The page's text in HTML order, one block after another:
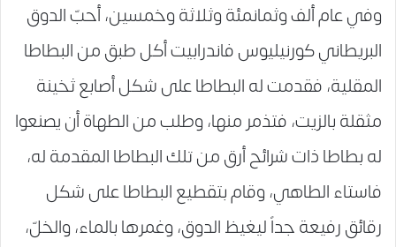
وفي عام ألف وثمانمئة وثلاثة وخمسين، أحبّ الدوق
البريطاني كورنيليوس فاندرابيت أكل طبق من البطاطا
المقلية، فقدمت له البطاطا على شكل أصابع ثخينة
مثقلة بالزيت، فتذمر منها، وطلب من الطهاة أن يصنعوا
له بطاطا ذات شرائح أرق من تلك البطاطا المقدمة له،
فاستاء الطاهي، وقام بتقطيع البطاطا على شكل
رقائق رفيعة جداً ليغيظ الدوق، وغمرها بالماء، والخلّ،